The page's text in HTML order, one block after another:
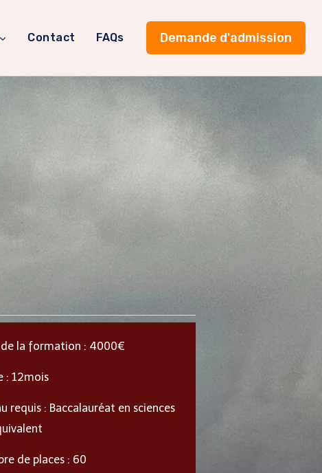
Contact FAQs Demande d'admission
la formation : 4000€
: 12mois
requis : Baccalauréat en sciences
de places : 60